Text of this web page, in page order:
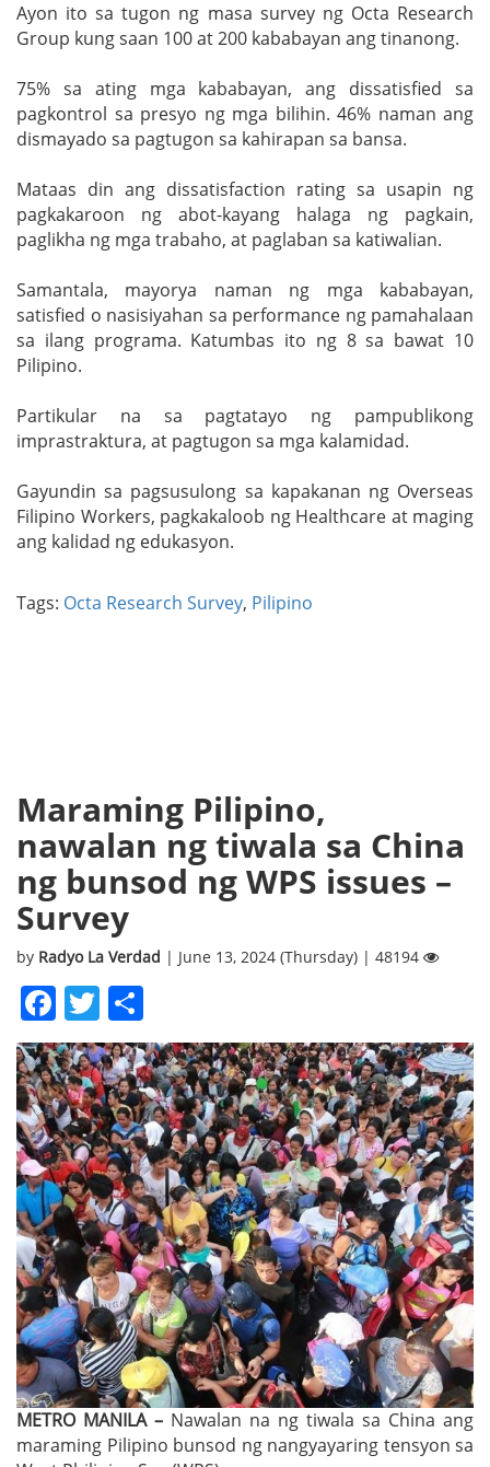
Ayon ito sa tugon ng masa survey ng Octa Research
Group kung saan 100 at 200 kababayan ang tinanong.
75% sa ating mga kababayan, ang dissatisfied sa
pagkontrol sa presyo ng mga bilihin. 46% naman ang
dismayado sa pagtugon sa kahirapan sa bansa.
Mataas din ang dissatisfaction rating sa usapin ng
pagkakaroon ng abot-kayang halaga ng pagkain,
paglikha ng mga trabaho, at paglaban sa katiwalian.
Samantala, mayorya naman ng mga kababayan,
satisfied o nasisiyahan sa performance ng pamahalaan
sa ilang programa. Katumbas ito ng 8 sa bawat 10
Pilipino.
Partikular na sa pagtatayo ng pampublikong
imprastraktura, at pagtugon sa mga kalamidad.
Gayundin sa pagsusulong sa kapakanan ng Overseas
Filipino Workers, pagkakaloob ng Healthcare at maging
ang kalidad ng edukasyon.
Tags: Octa Research Survey, Pilipino
Maraming Pilipino,
nawalan ng tiwala sa China
ng bunsod ng WPS issues –
Survey
by Radyo La Verdad | June 13, 2024 (Thursday) | 48194
Facebook
Twitter
METRO MANILA – Nawalan na ng tiwala sa China ang
maraming Pilipino bunsod ng nangyayaring tensyon sa